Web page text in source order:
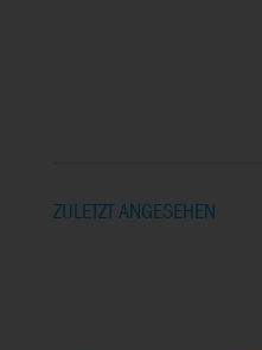
ZULETZT ANGESEHEN